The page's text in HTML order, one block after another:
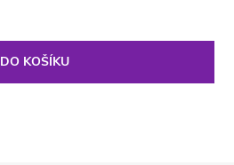
DO KOŠÍKU